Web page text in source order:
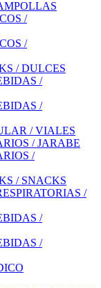
/
/
/ DULCES
/
/
/ VIALES
/ JARABE
/
/ SNACKS
/
/
/